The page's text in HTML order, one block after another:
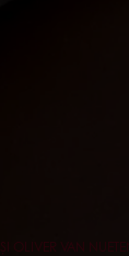
OLIVER VAN NUETEN